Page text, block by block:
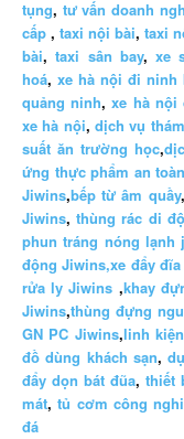
tụng, tư vấn doanh
cấp , taxi nội bài, taxi
bài,taxi sân bay,xe
hoá, xe hà nội đi ninh
quảng ninh,xe hà nội
xe hà nội,dịch vụ
suất ăn trường học,
ứng thực phẩm an toàn
Jiwins,bếp từ âm quầy,
Jiwins,thùng rác di
phun tráng nóng lạnh
động Jiwins,xe đẩy
rửa ly Jiwins ,khay
Jiwins,thùng đựng
GN PC Jiwins,linh
đồ dùng khách sạn,
đẩy dọn bát đũa, thiết
mát,tủ cơm công
đá